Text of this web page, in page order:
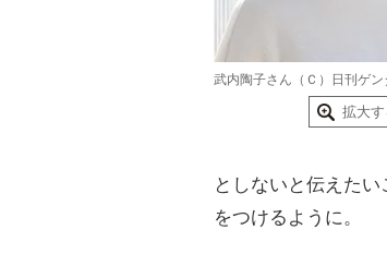
武内陶子さん（Ｃ）日刊ゲン
拡大す
としないと伝えた
をつけるように。